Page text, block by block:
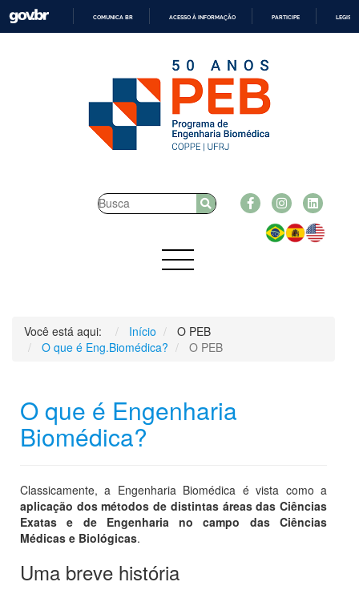
O
CONTEÚDO
COMUNICA BR ACESSO À INFORMAÇÃO PARTICIPE
Você está aqui: Início
O PEB
O que é Eng.Biomédica?
O PEB
O que é Engenharia
Biomédica?
Classicamente, a Engenharia Biomédica é vista como a
aplicação dos métodos de distintas áreas das Ciências
Exatas e de Engenharia no campo das Ciências
Médicas e Biológicas.
Uma breve história